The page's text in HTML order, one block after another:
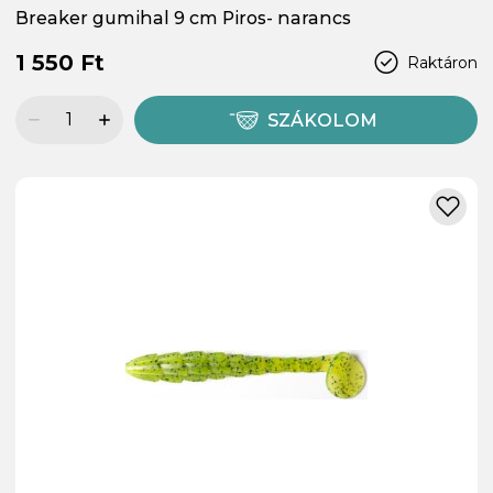
Breaker gumihal 9 cm Piros- narancs
Raktáron
1 550 Ft
SZÁKOLOM